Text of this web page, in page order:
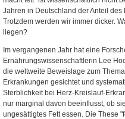
Jahren in Deutschland der Anteil
Trotzdem werden wir immer dicker.
liegen?
Im vergangenen Jahr hat eine
Ernährungswissenschaftlerin Lee
die weltweite Beweislage zum
Erkrankungen gesichtet und
Sterblichkeit bei Herz-Kreislauf-
nur marginal davon beeinflusst, ob
ungesättigtes Fett essen. Die These